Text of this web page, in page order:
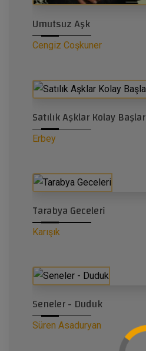
Umutsuz Aşk
Cengiz Coşkuner
Satılık Aşklar Kolay Başlar
Erbey
Tarabya Geceleri
Karışık
Seneler - Duduk
Süren Asaduryan